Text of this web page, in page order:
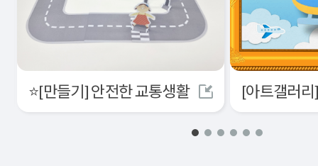
⭐[만들기] 안전한 교통생활